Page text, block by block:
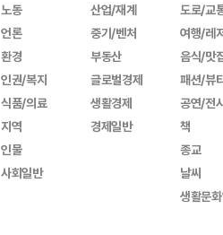
노동
언론
환경
인권/복지
식품/의료
지역
인물
사회일반
산업/재계
중기/벤처
부동산
글로벌경제
생활경제
경제일반
도로/교
여행/레
음식/맛
패션/뷰
공연/전
책
종교
날씨
생활문